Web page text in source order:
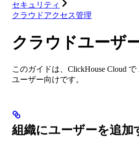
セキュリティ
クラウドアクセス管理
クラウドユーザ
このガイドは、ClickHouse Cloud
ユーザー向けです。
組織にユーザーを追加